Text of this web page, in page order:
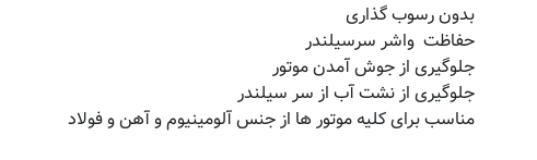
بدون رسوب گذاری
حفاظت واشر سرسیلندر
جلوگیری از جوش آمدن موتور
جلوگیری از نشت آب از سر سیلندر
مناسب برای کلیه موتور ها از جنس آلومینیوم و آهن و فولاد